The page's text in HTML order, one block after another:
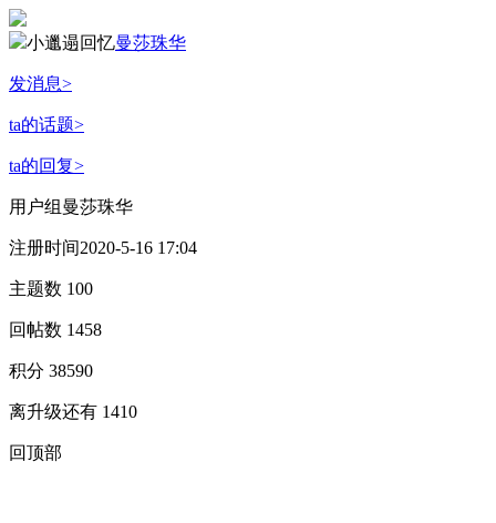
小邋遢回忆曼莎珠华
发消息>
ta的话题>
ta的回复>
用户组 曼莎珠华
注册时间2020-5-16 17:04
主题数 100
回帖数 1458
积分 38590
离升级还有 1410
回顶部